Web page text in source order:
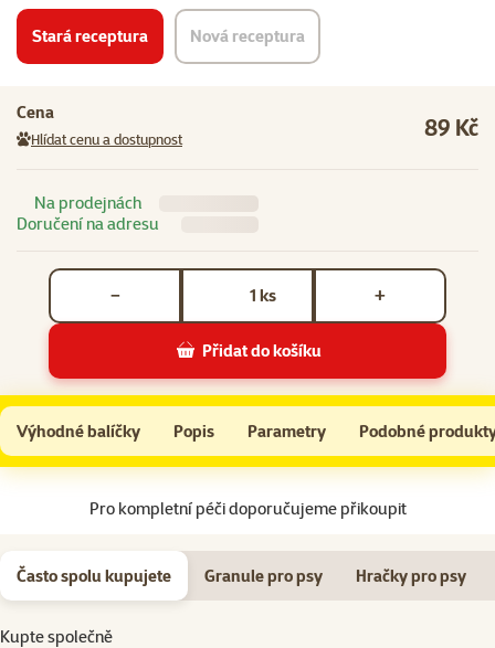
Stará receptura Nová receptura
Cena
Hlídat cenu a dostupnost 89 Kč
Na prodejnách
Doručení na adresu
ks
− +
Přidat do košíku
Konzerva Ontario Chicken Pate Flavoured with Herbs 800g
Do košíku
Výhodné balíčky Popis Parametry Podobné
Na začátek stránky
Pro kompletní péči doporučujeme přikoupit
Často spolu kupujete Granule pro psy Hračky pro psy
Kupte společně